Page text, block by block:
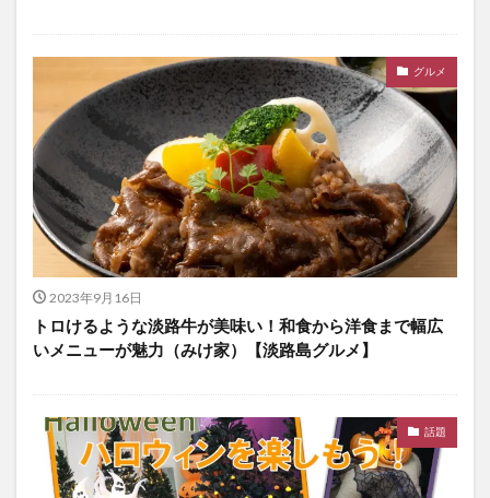
グルメ
2023年9月16日
トロけるような淡路牛が美味い！和食から洋食まで幅広
いメニューが魅力（みけ家）【淡路島グルメ】
話題